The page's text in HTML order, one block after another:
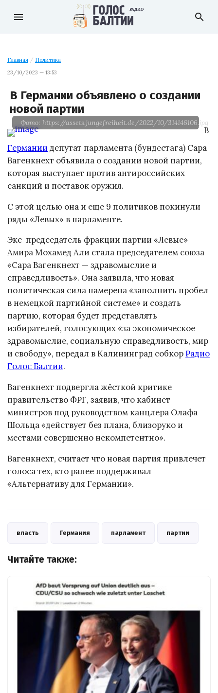
menu search
Главная / Политика
23/10/2023 — 13:53
В Германии объявлено о создании
новой партии
Фото: https://assets.jungefreiheit.de/2022/10/314146106.jpg
В
Германии депутат парламента (бундестага) Сара
Вагенкнехт объявила о создании новой партии,
которая выступает против антироссийских
санкций и поставок оружия.
С этой целью она и еще 9 политиков покинули
ряды «Левых» в парламенте.
Экс-председатель фракции партии «Левые»
Амира Мохамед Али стала председателем союза
«Сара Вагенкнехт — здравомыслие и
справедливость». Она заявила, что новая
политическая сила намерена «заполнить пробел
в немецкой партийной системе» и создать
партию, которая будет представлять
избирателей, голосующих «за экономическое
здравомыслие, социальную справедливость, мир
и свободу», передал в Калининград собкорРадио
Голос Балтии.
Вагенкнехт подвергла жёсткой критике
правительство ФРГ, заявив, что кабинет
министров под руководством канцлера Олафа
Шольца «действует без плана, близоруко и
местами совершенно некомпетентно».
Вагенкнехт, считает что новая партия привлечет
голоса тех, кто ранее поддерживал
«Альтернативу для Германии».
власть Германия парламент партии
Читайте также: